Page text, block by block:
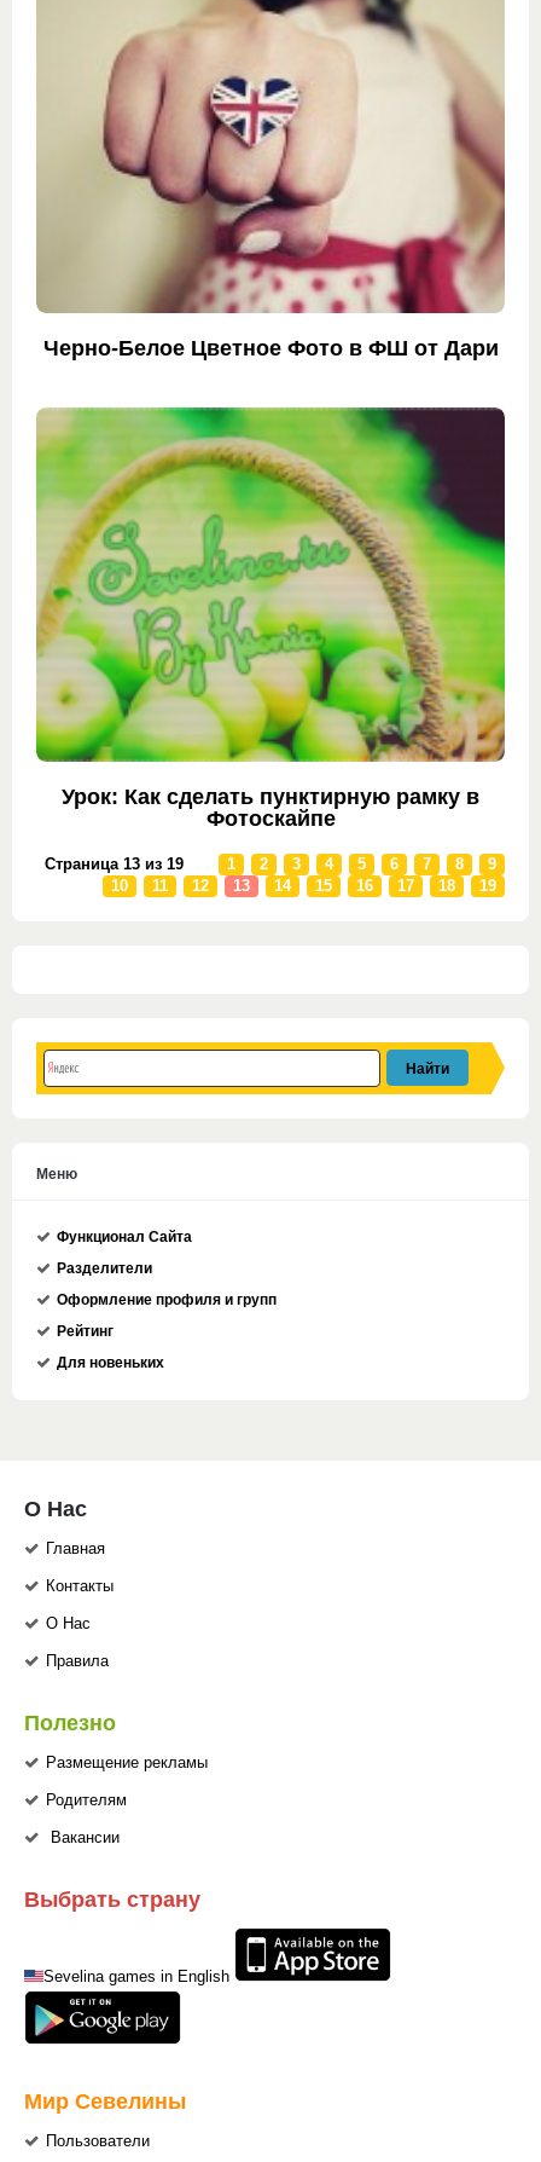
Черно-Белое Цветное Фото в ФШ от Дари
Урок: Как сделать пунктирную рамку в
Фотоскайпе
Страница 13 из 19 1 2 3 4 5 6 7 8
9
10
11 12 13 14 15 16 17 18 19
Меню
Функционал Сайта
Разделители
Оформление профиля и групп
Рейтинг
Для новеньких
О Нас
Главная
Контакты
О Нас
Правила
Полезно
Размещение рекламы
Родителям
Вакансии
Выбрать страну
Sevelina games in English
Мир Севелины
Пользователи